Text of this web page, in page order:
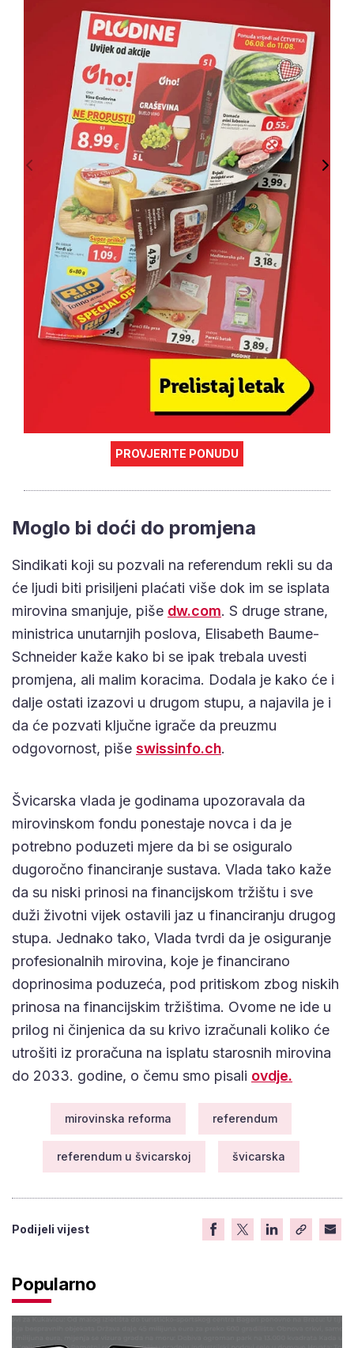
PROVJERITE PONUDU
Moglo bi doći do promjena
Sindikati koji su pozvali na referendum rekli su da
će ljudi biti prisiljeni plaćati više dok im se isplata
mirovina smanjuje, piše dw.com. S druge strane,
ministrica unutarnjih poslova, Elisabeth Baume-
Schneider kaže kako bi se ipak trebala uvesti
promjena, ali malim koracima. Dodala je kako će i
dalje ostati izazovi u drugom stupu, a najavila je i
da će pozvati ključne igrače da preuzmu
odgovornost, piše swissinfo.ch.
Švicarska vlada je godinama upozoravala da
mirovinskom fondu ponestaje novca i da je
potrebno poduzeti mjere da bi se osiguralo
dugoročno financiranje sustava. Vlada tako kaže
da su niski prinosi na financijskom tržištu i sve
duži životni vijek ostavili jaz u financiranju drugog
stupa. Jednako tako, Vlada tvrdi da je osiguranje
profesionalnih mirovina, koje je financirano
doprinosima poduzeća, pod pritiskom zbog niskih
prinosa na financijskim tržištima. Ovome ne ide u
prilog ni činjenica da su krivo izračunali koliko će
utrošiti iz proračuna na isplatu starosnih mirovina
do 2033. godine, o čemu smo pisali ovdje.
mirovinska reforma referendum
referendum u švicarskoj švicarska
Podijeli vijest
Popularno